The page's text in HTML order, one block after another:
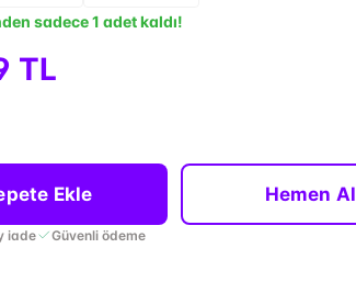
sadece 1 adet kaldı!
TL
Ekle Hemen Al
iade Güvenli ödeme